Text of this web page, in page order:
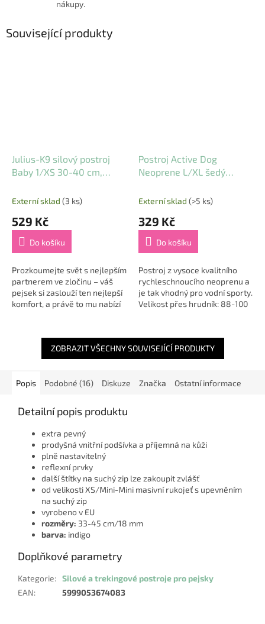
nákupy.
Související produkty
Julius-K9 silový postroj
Baby 1/XS 30-40 cm,
Externí sklad (3 ks)
529 Kč
Do košíku
Prozkoumejte svět s nejlepším
partnerem ve zločinu – váš
pejsek si zaslouží ten nejlepší
komfort, a právě to mu nabízí
Postroj Active Dog
Neoprene L/XL šedý
Externí sklad (>5 ks)
329 Kč
Do košíku
Postroj z vysoce kvalitního
rychleschnoucího neoprenu a
je tak vhodný pro vodní sporty.
Velikost přes hrudník: 88-100
ZOBRAZIT VŠECHNY SOUVISEJÍCÍ PRODUKTY
Popis Podobné (16) Diskuze Značka Ostatní informace
Detailní popis produktu
extra pevný
prodyšná vnitřní podšívka a příjemná na kůži
plně nastavitelný
reflexní prvky
další štítky na suchý zip lze zakoupit zvlášť
od velikosti XS/Mini-Mini masivní rukojeť s upevněním
na suchý zip
vyrobeno v EU
rozměry: 33-45 cm/18 mm
barva: indigo
Doplňkové parametry
Kategorie: Silové a trekingové postroje pro pejsky
EAN: 5999053674083